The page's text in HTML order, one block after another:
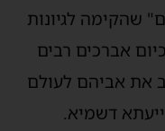
שהקימה לגיונות
אברכים רבים
את אביהם לעולם
דשמיא.